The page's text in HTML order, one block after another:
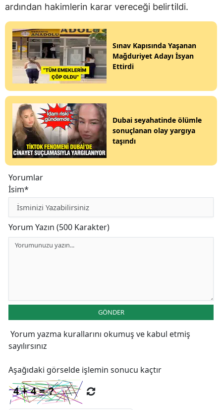
ardından hakimlerin karar vereceği belirtildi.
Sınav Kapısında Yaşanan
Mağduriyet Adayı İsyan
Ettirdi
Dubai seyahatinde ölümle
sonuçlanan olay yargıya
taşındı
Yorumlar
İsim*
Yorum Yazın (500 Karakter)
GÖNDER
Yorum yazma kurallarını okumuş ve kabul etmiş
sayılırsınız
Aşağıdaki görselde işlemin sonucu kaçtır